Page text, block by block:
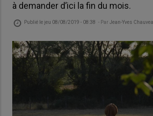
à demander d’ici la fin du mois.
Publié le jeu 08/08/2019 - 08:38 - Par Jean-Yves